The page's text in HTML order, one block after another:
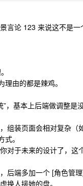
言论 123 来说这不是
理由的都是辣鸡。
，基本上后端做调整
组装页面会相对复杂
。
对于未来的设计了，
后端多加一个 [角色管
换人接她的盘。